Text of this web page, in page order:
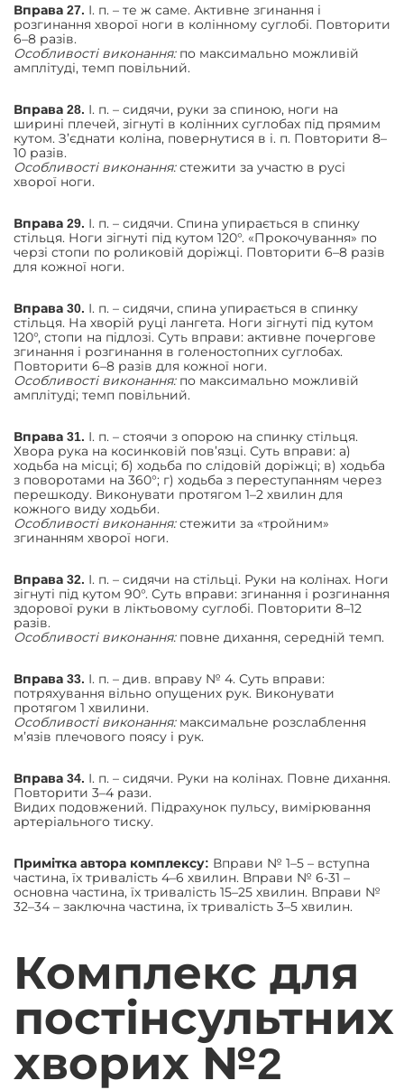
Вправа 27. І. п. – те ж саме. Активне згинання і
розгинання хворої ноги в колінному суглобі. Повторити
6–8 разів.
Особливості виконання: по максимально можливій
амплітуді, темп повільний.
Вправа 28. І. п. – сидячи, руки за спиною, ноги на
ширині плечей, зігнуті в колінних суглобах під прямим
кутом. З’єднати коліна, повернутися в і. п. Повторити 8–
10 разів.
Особливості виконання:стежити за участю в русі
хворої ноги.
Вправа 29. І. п. – сидячи. Спина упирається в спинку
стільця. Ноги зігнуті під кутом 120°. «Прокочування» по
черзі стопи по роликовій доріжці. Повторити 6–8 разів
для кожної ноги.
Вправа 30. І. п. – сидячи, спина упирається в спинку
стільця. На хворій руці лангета. Ноги зігнуті під кутом
120°, стопи на підлозі. Суть вправи: активне почергове
згинання і розгинання в голеностопних суглобах.
Повторити 6–8 разів для кожної ноги.
Особливості виконання:по максимально можливій
амплітуді; темп повільний.
Вправа 31. І. п. – стоячи з опорою на спинку стільця.
Хвора рука на косинковій пов’язці. Суть вправи: а)
ходьба на місці; б) ходьба по слідовій доріжці; в) ходьба
з поворотами на 360°; г) ходьба з переступанням через
перешкоду. Виконувати протягом 1–2 хвилин для
кожного виду ходьби.
Особливості виконання:стежити за «тройним»
згинанням хворої ноги.
Вправа 32. І. п. – сидячи на стільці. Руки на колінах. Ноги
зігнуті під кутом 90°. Суть вправи: згинання і розгинання
здорової руки в ліктьовому суглобі. Повторити 8–12
разів.
Особливості виконання:повне дихання, середній темп.
Вправа 33. І. п. – див. вправу № 4. Суть вправи:
потряхування вільно опущених рук. Виконувати
протягом 1 хвилини.
Особливості виконання:максимальне розслаблення
м’язів плечового поясу і рук.
Вправа 34. І. п. – сидячи. Руки на колінах. Повне дихання.
Повторити 3–4 рази.
Видих подовжений. Підрахунок пульсу, вимірювання
артеріального тиску.
Примітка автора комплексу: Вправи № 1–5 – вступна
частина, їх тривалість 4–6 хвилин. Вправи № 6-31 –
основна частина, їх тривалість 15–25 хвилин. Вправи №
32–34 – заключна частина, їх тривалість 3–5 хвилин.
Комплекс для
постінсультних
хворих №2